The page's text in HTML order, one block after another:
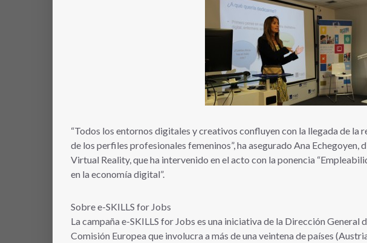
“Todos los entornos digitales y creativos confluyen con la llegada de la
de los perfiles profesionales femeninos”, ha asegurado Ana
Virtual Reality, que ha intervenido en el acto con la ponencia
en la economía digital”.
Sobre e-SKILLS for Jobs
La campaña e-SKILLS for Jobs es una iniciativa de la Dirección General
Comisión Europea que involucra a más de una veintena de países